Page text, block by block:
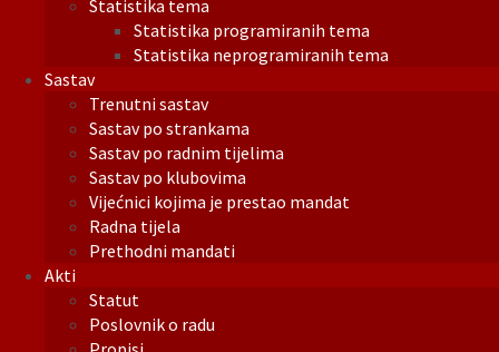
Statistika tema
Statistika programiranih tema
Statistika neprogramiranih tema
Sastav
Trenutni sastav
Sastav po strankama
Sastav po radnim tijelima
Sastav po klubovima
Vijećnici kojima je prestao mandat
Radna tijela
Prethodni mandati
Akti
Statut
Poslovnik o radu